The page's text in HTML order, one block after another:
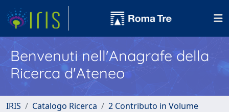
Benvenuti nell'Anagrafe della
Ricerca d'Ateneo
IRIS Catalogo Ricerca
2 Contributo in Volume